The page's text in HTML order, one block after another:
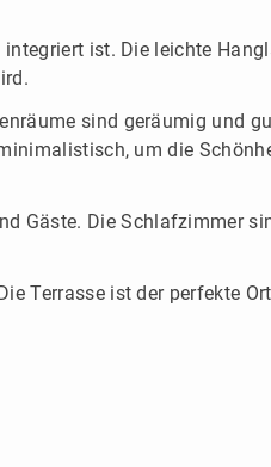
ist. Die leichte
sind geräumig und
um die
Gäste. Die Schlafzimmer
Terrasse ist der perfekte